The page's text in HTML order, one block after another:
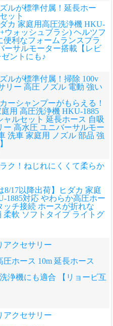
ルが標準付属！延長ホー
ット
カ 家庭用高圧洗浄機 HKU-
ウォッシュブラシ) ヘルツフ
便利なフォームランスプラ
ーサルモーター搭載【レビ
ントにも♪
ルが標準付属！掃除 100v
リー 高圧 ノズル 電動 強い
カーシャンプーがもらえる！
用 高圧洗浄機 HKU-1885
ルセット 延長ホース 自吸
高水圧 ユニバーサルモー
洗車 家庭用 ノズル 部品 強
ク！ねじれにくくて柔らか
8/17以降出荷】ヒダカ 家庭
1885対応 やわらか高圧ホー
ッチ接続 ホースが折れな
柔軟 ソフトタイプ ライトグ
アクセサリー
圧ホース 10m 延長ホース
浄機にも適合 【リョービ互
アクセサリー